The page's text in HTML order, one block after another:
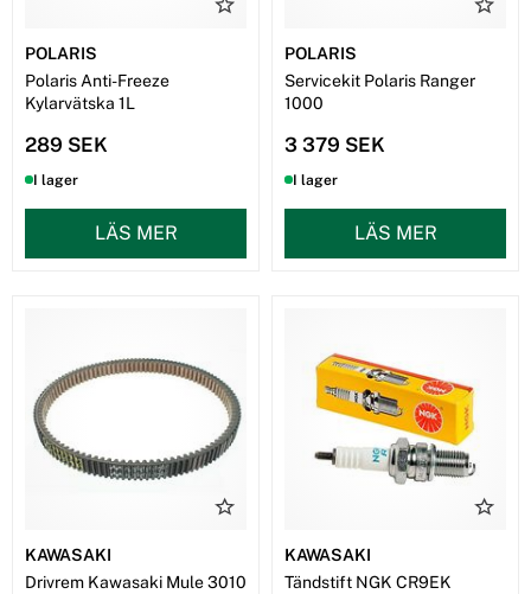
POLARIS
Polaris Anti-Freeze
Kylarvätska 1L
289 SEK
I lager
LÄS MER
POLARIS
Servicekit Polaris Ranger
1000
3 379 SEK
I lager
LÄS MER
KAWASAKI
Drivrem Kawasaki Mule 3010
KAWASAKI
Tändstift NGK CR9EK